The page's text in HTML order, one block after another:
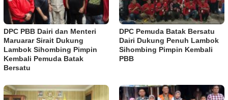
DPC PBB Dairi dan Menteri
Maruarar Sirait Dukung
Lambok Sihombing Pimpin
Kembali Pemuda Batak
Bersatu
DPC Pemuda Batak Bersatu
Dairi Dukung Penuh Lambok
Sihombing Pimpin Kembali
PBB